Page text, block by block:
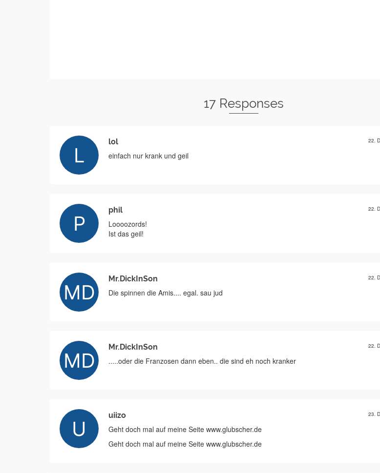
17 Responses
lol 22.
einfach nur krank und geil
phil 22.
Loooozords!
Ist das geil!
Mr.DickInSon 22.
Die spinnen die Amis.... egal. sau jud
Mr.DickInSon 22.
.....oder die Franzosen dann eben.. die sind eh noch kranker
uiizo 23.
Geht doch mal auf meine Seite www.glubscher.de
Geht doch mal auf meine Seite www.glubscher.de